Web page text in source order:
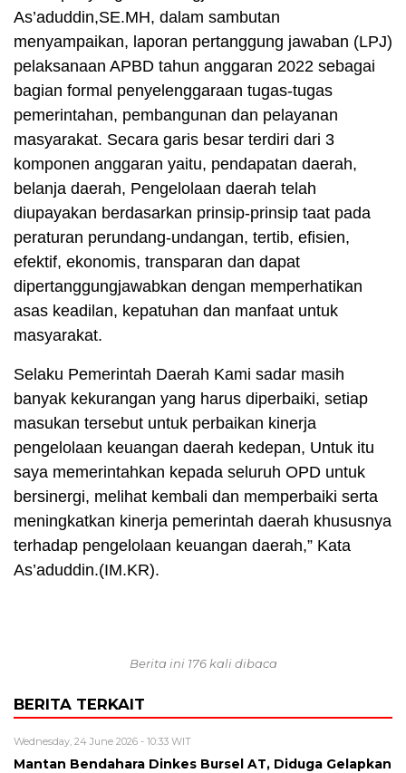
As’aduddin,SE.MH, dalam sambutan
menyampaikan, laporan pertanggung jawaban (LPJ)
pelaksanaan APBD tahun anggaran 2022 sebagai
bagian formal penyelenggaraan tugas-tugas
pemerintahan, pembangunan dan pelayanan
masyarakat. Secara garis besar terdiri dari 3
komponen anggaran yaitu, pendapatan daerah,
belanja daerah, Pengelolaan daerah telah
diupayakan berdasarkan prinsip-prinsip taat pada
peraturan perundang-undangan, tertib, efisien,
efektif, ekonomis, transparan dan dapat
dipertanggungjawabkan dengan memperhatikan
asas keadilan, kepatuhan dan manfaat untuk
masyarakat.
Selaku Pemerintah Daerah Kami sadar masih
banyak kekurangan yang harus diperbaiki, setiap
masukan tersebut untuk perbaikan kinerja
pengelolaan keuangan daerah kedepan, Untuk itu
saya memerintahkan kepada seluruh OPD untuk
bersinergi, melihat kembali dan memperbaiki serta
meningkatkan kinerja pemerintah daerah khususnya
terhadap pengelolaan keuangan daerah,” Kata
As’aduddin.(IM.KR).
Berita ini 176 kali dibaca
BERITA TERKAIT
Wednesday, 24 June 2026 - 10:33 WIT
Mantan Bendahara Dinkes Bursel AT, Diduga Gelapkan